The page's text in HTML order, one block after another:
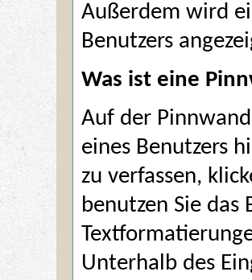
Außerdem wird
Benutzers
Was ist eine
Auf der
eines Benutzers
zu verfassen,
benutzen Sie das
Unterhalb des